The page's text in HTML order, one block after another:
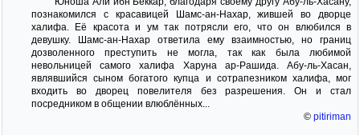
познакомился с красавицей Шамс-ан-Нахар, жившей во дворце
халифа. Её красота и ум так потрясли его, что он влюбился в
девушку. Шамс-ан-Нахар ответила ему взаимностью, но границ
дозволенного преступить не могла, так как была любимой
невольницей самого халифа Харуна ар-Рашида. Абу-ль-Хасан,
являвшийся сыном богатого купца и сотрапезником халифа, мог
входить во дворец повелителя без разрешения. Он и стал
посредником в общении влюблённых...
© pitiriman